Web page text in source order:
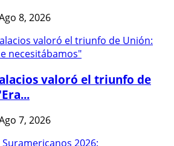
8, 2026
valoró el triunfo de
7, 2026